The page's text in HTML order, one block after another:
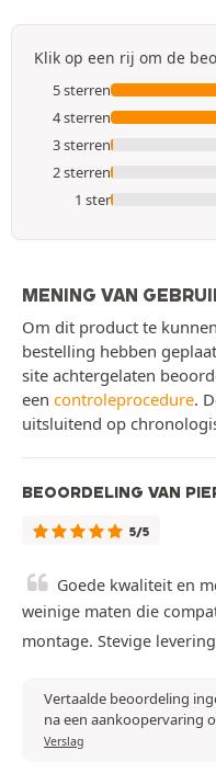
Klik op een rij om de
5 sterren
4 sterren
3 sterren
2 sterren
1 ster
MENING VAN
Om dit product te
bestelling hebben
site achtergelaten
een controleprocedure.
uitsluitend op
BEOORDELING VAN
5/5
Goede kwaliteit en
weinige maten die
montage. Stevige
Vertaalde beoordeling
na een aankoopervaring
Verslag